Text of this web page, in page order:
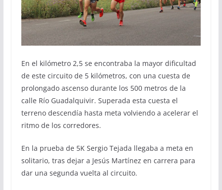
En el kilómetro 2,5 se encontraba la mayor dificultad
de este circuito de 5 kilómetros, con una cuesta de
prolongado ascenso durante los 500 metros de la
calle Río Guadalquivir. Superada esta cuesta el
terreno descendía hasta meta volviendo a acelerar el
ritmo de los corredores.
En la prueba de 5K Sergio Tejada llegaba a meta en
solitario, tras dejar a Jesús Martínez en carrera para
dar una segunda vuelta al circuito.